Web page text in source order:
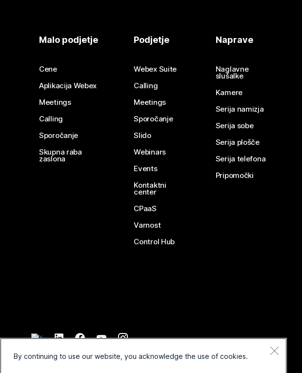
Malo podjetje
Cene
Aplikacija Webex
Meetings
Calling
Sporočanje
Skupna raba
zaslona
Podjetje
Webex Suite
Calling
Meetings
Sporočanje
Slido
Webinars
Events
Kontaktni
center
CPaaS
Varnost
Control Hub
Naprave
Naglavne
slušalke
Kamere
Serija namizja
Serija sobe
Serija plošče
Serija telefona
Pripomočki
2026 Cisco in/ali povezane družbe. Vse pravice pridržane.
By continuing to use our website, you acknowledge the use of cookies.